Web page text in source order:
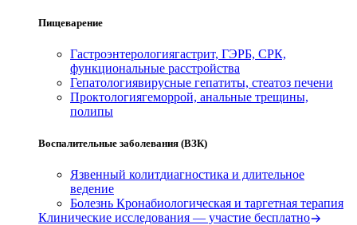
Пищеварение
Гастроэнтерологиягастрит, ГЭРБ, СРК,
функциональные расстройства
Гепатологиявирусные гепатиты, стеатоз печени
Проктологиягеморрой, анальные трещины,
полипы
Воспалительные заболевания (ВЗК)
Язвенный колитдиагностика и длительное
ведение
Болезнь Кронабиологическая и таргетная терапия
Клинические исследования — участие бесплатно